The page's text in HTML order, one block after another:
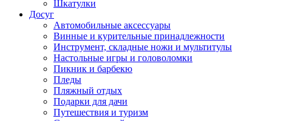
Шкатулки
Досуг
Автомобильные аксессуары
Винные и курительные принадлежности
Инструмент, складные ножи и мультитулы
Настольные игры и головоломки
Пикник и барбекю
Пледы
Пляжный отдых
Подарки для дачи
Путешествия и туризм